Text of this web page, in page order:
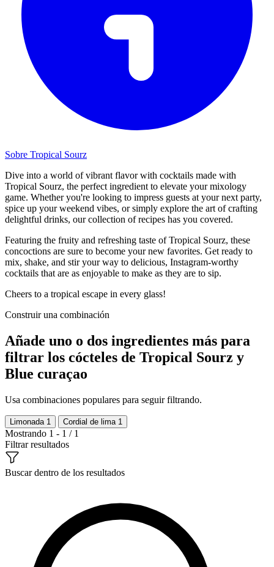
Sobre Tropical Sourz
Dive into a world of vibrant flavor with cocktails made with
Tropical Sourz, the perfect ingredient to elevate your mixology
game. Whether you're looking to impress guests at your next party,
spice up your weekend vibes, or simply explore the art of crafting
delightful drinks, our collection of recipes has you covered.
Featuring the fruity and refreshing taste of Tropical Sourz, these
concoctions are sure to become your new favorites. Get ready to
mix, shake, and stir your way to delicious, Instagram-worthy
cocktails that are as enjoyable to make as they are to sip.
Cheers to a tropical escape in every glass!
Construir una combinación
Añade uno o dos ingredientes más para
filtrar los cócteles de Tropical Sourz y
Blue curaçao
Usa combinaciones populares para seguir filtrando.
Limonada 1 Cordial de lima 1
Mostrando 1 - 1 / 1
Filtrar resultados
Buscar dentro de los resultados